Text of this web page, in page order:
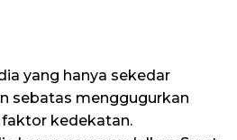
yang hanya sekedar
sebatas menggugurkan
kedekatan.